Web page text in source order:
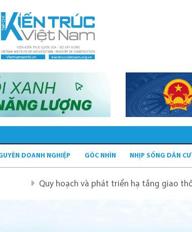
DOANH NGHIỆP GÓC NHÌN NHỊP SỐNG DÂN CƯ
hoạch và phát triển hạ tầng giao thông tĩnh xanh